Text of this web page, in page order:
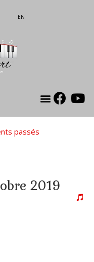
EN
passés
2019